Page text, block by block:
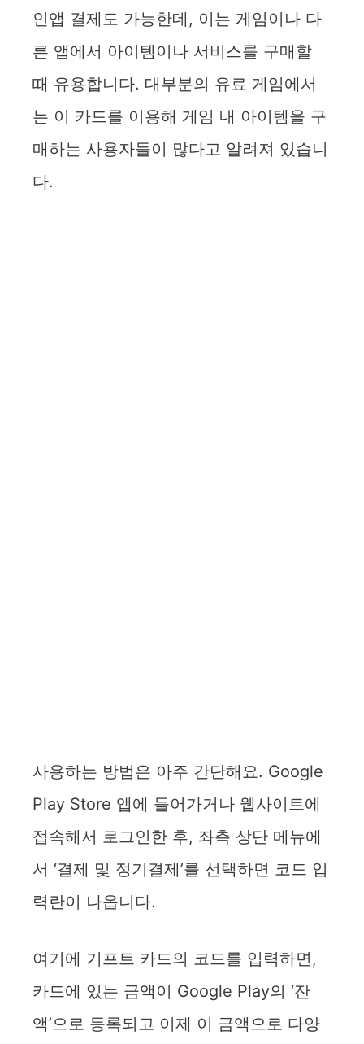
인앱 결제도 가능한데, 이는 게임이나 다
른 앱에서 아이템이나 서비스를 구매할
때 유용합니다. 대부분의 유료 게임에서
는 이 카드를 이용해 게임 내 아이템을 구
매하는 사용자들이 많다고 알려져 있습니
다.
사용하는 방법은 아주 간단해요. Google
Play Store 앱에 들어가거나 웹사이트에
접속해서 로그인한 후, 좌측 상단 메뉴에
서 ‘결제 및 정기결제’를 선택하면 코드 입
력란이 나옵니다.
여기에 기프트 카드의 코드를 입력하면,
카드에 있는 금액이 Google Play의 ‘잔
액’으로 등록되고 이제 이 금액으로 다양